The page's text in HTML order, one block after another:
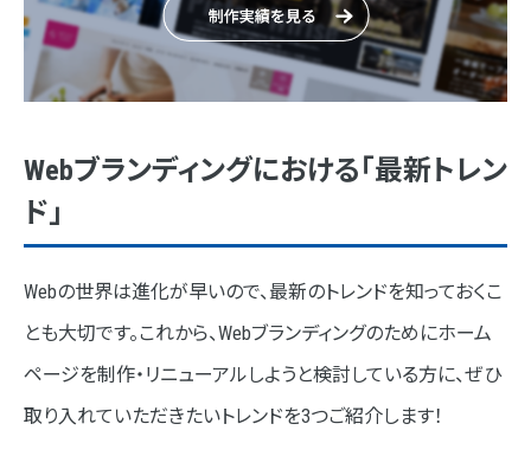
Webブランディングにおける「最新トレン
ド」
Webの世界は進化が早いので、最新のトレンドを知っておくこ
とも大切です。これから、Webブランディングのためにホーム
ページを制作・リニューアルしようと検討している方に、ぜひ
取り入れていただきたいトレンドを3つご紹介します！